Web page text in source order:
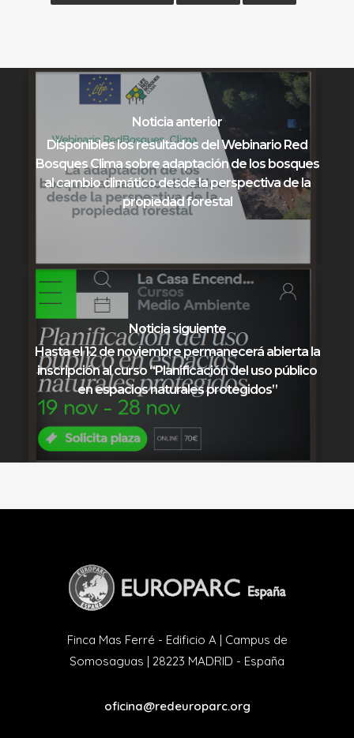
Noticia anterior
Disponibles los resultados del Webinario Red
Bosques Clima sobre adaptación de los bosques
al cambio climático desde la perspectiva de la
propiedad forestal
Noticia siguiente
Hasta el 12 de noviembre permanecerá abierta la
inscripción al curso “Planificación del uso público
en espacios naturales protegidos”
Finca Mas Ferré - Edificio A | Campus de
Somosaguas | 28223 MADRID - España
oficina@redeuroparc.org